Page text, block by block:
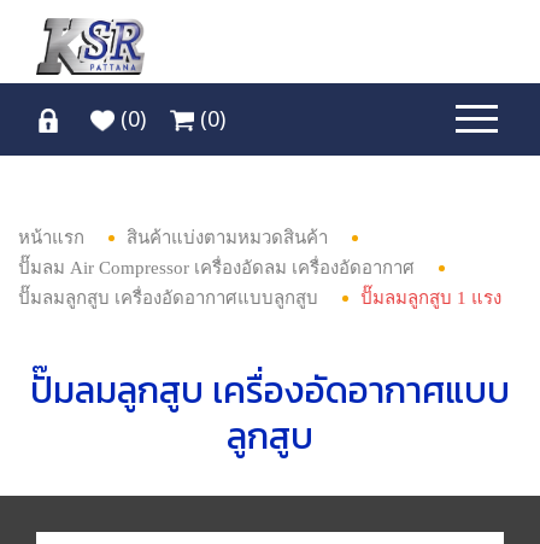
(0) (0)
หน้าแรก
สินค้าแบ่งตามหมวดสินค้า
ปั๊มลม Air Compressor เครื่องอัดลม เครื่องอัดอากาศ
ปั๊มลมลูกสูบ เครื่องอัดอากาศแบบลูกสูบ
ปั๊มลมลูกสูบ 1 แรง
ปั๊มลมลูกสูบ เครื่องอัดอากาศแบบ
ลูกสูบ